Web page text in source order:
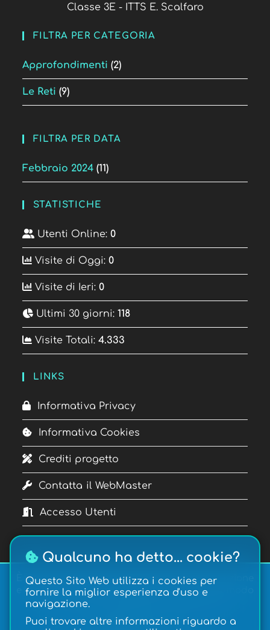
Classe 3E - ITTS E. Scalfaro
FILTRA PER CATEGORIA
Approfondimenti (2)
Le Reti (9)
FILTRA PER DATA
Febbraio 2024 (11)
STATISTICHE
Utenti Online:0
Visite di Oggi:0
Visite di Ieri:0
Ultimi 30 giorni:118
Visite Totali:4.333
LINKS
Informativa Privacy
Informativa Cookies
Crediti progetto
Contatta il WebMaster
Accesso Utenti
È vietata la copia, la pubblicazione, la riproduzione
e la redistribuzione dei contenuti in qualsiasi modo
Copyright © 2026
Gateway
| Realizzazione:
Francesco Mancuso
Qualcuno ha detto... cookie?
Questo Sito Web utilizza i cookies per
fornire la miglior esperienza d'uso e
navigazione.
Puoi trovare altre informazioni riguardo a